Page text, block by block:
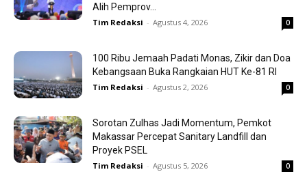
Alih Pemprov...
Tim Redaksi - Agustus 4, 2026 0
100 Ribu Jemaah Padati Monas, Zikir dan Doa
Kebangsaan Buka Rangkaian HUT Ke-81 RI
Tim Redaksi - Agustus 2, 2026 0
Sorotan Zulhas Jadi Momentum, Pemkot
Makassar Percepat Sanitary Landfill dan
Proyek PSEL
Tim Redaksi - Agustus 5, 2026 0